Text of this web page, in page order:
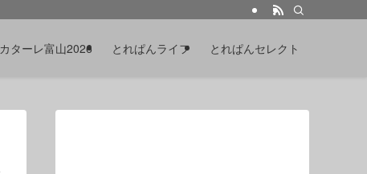
カターレ富山2026 とれぱんライフ とれぱんセレクト